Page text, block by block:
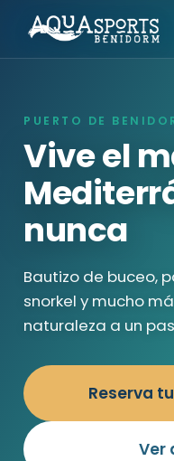
PUERTO DE
Vive el
nunca
Bautizo de buceo,
snorkel y mucho
naturaleza a un
Reserva
Ver